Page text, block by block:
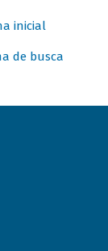
inicial
de busca